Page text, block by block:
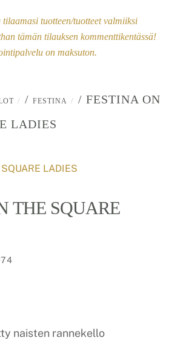
tilaamasi tuotteen/tuotteet valmiiksi
tämän tilauksen kommenttikentässä!
on maksuton.
/ FESTINA
/ FESTINA ON
LADIES
THE SQUARE
naisten rannekello